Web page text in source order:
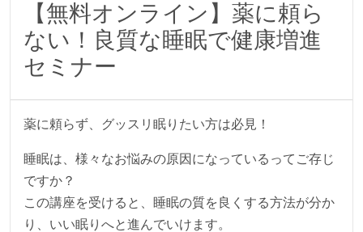
【無料オンライン】薬に頼ら
ない！良質な睡眠で健康増進
セミナー
薬に頼らず、グッスリ眠りたい方は必見！
睡眠は、様々なお悩みの原因になっているってご存じ
ですか？
この講座を受けると、睡眠の質を良くする方法が分か
り、いい眠りへと進んでいけます。